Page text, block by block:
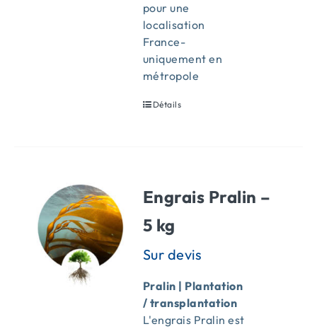
pour une
localisation
France-
uniquement en
métropole
Détails
Engrais Pralin –
5 kg
Pralin | Plantation
/ transplantation
L'engrais Pralin est